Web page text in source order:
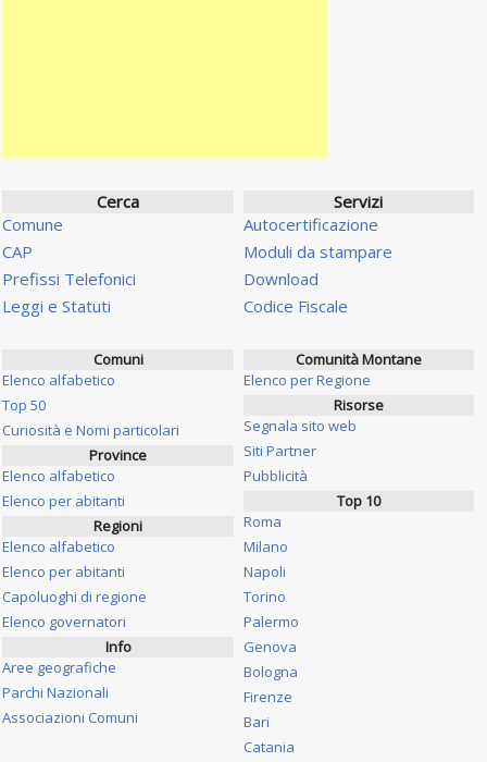
Cerca
Comune
CAP
Prefissi Telefonici
Leggi e Statuti
Servizi
Autocertificazione
Moduli da stampare
Download
Codice Fiscale
Comuni
Elenco alfabetico
Top 50
Curiosità e Nomi particolari
Province
Elenco alfabetico
Elenco per abitanti
Regioni
Elenco alfabetico
Elenco per abitanti
Capoluoghi di regione
Elenco governatori
Info
Aree geografiche
Parchi Nazionali
Associazioni Comuni
Comunità Montane
Elenco per Regione
Risorse
Segnala sito web
Siti Partner
Pubblicità
Top 10
Roma
Milano
Napoli
Torino
Palermo
Genova
Bologna
Firenze
Bari
Catania